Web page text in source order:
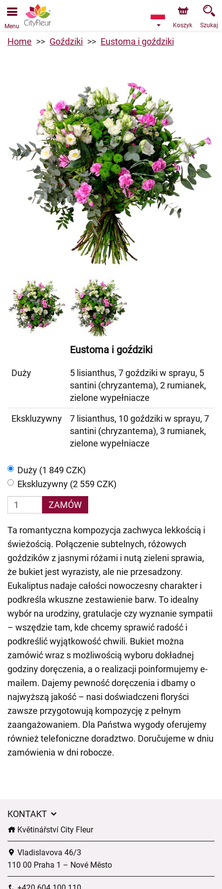
Przyjmujemy zamówienia za pośrednictwem naszego
sklepu internetowego. Najbliższy możliwy termin dostawy
to 07.08.2026 z powodu urlopu.
Menu Koszyk Szukaj
Home Goździki Eustoma i goździki
Eustoma i goździki
Duży
5 lisianthus, 7 goździki w sprayu, 5
santini (chryzantema), 2 rumianek,
zielone wypełniacze
Ekskluzywny
7 lisianthus, 10 goździki w sprayu, 7
santini (chryzantema), 3 rumianek,
zielone wypełniacze
Duży (1 849 CZK)
Ekskluzywny (2 559 CZK)
ZAMÓW
Ta romantyczna kompozycja zachwyca lekkością i
świeżością. Połączenie subtelnych, różowych
goździków z jasnymi różami i nutą zieleni sprawia,
że bukiet jest wyrazisty, ale nie przesadzony.
Eukaliptus nadaje całości nowoczesny charakter i
podkreśla wkuszne zestawienie barw. To idealny
wybór na urodziny, gratulacje czy wyznanie sympatii
– wszędzie tam, kde chcemy sprawić radość i
podkreślić wyjątkowość chwili. Bukiet można
zamówić wraz s możliwością wyboru dokładnej
godziny doręczenia, a o realizacji poinformujemy e-
mailem. Dajemy pewność doręczenia i dbamy o
najwyższą jakość – nasi doświadczeni floryści
zawsze przygotowują kompozycję z pełnym
zaangażowaniem. Dla Państwa wygody oferujemy
również telefoniczne doradztwo. Doručujeme w dniu
zamówienia w dni robocze.
KONTAKT
Květinářství City Fleur
Vladislavova 46/3
110 00 Praha 1 – Nové Město